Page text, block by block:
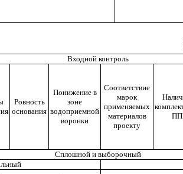
Входной контроль
Ровность
основания
Понижение в
зоне
водоприемной
воронки
Соответствие
марок
применяемых
материалов
проекту
Сплошной и выборочный